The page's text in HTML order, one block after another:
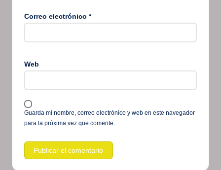
Correo electrónico *
Web
Guarda mi nombre, correo electrónico y web en este navegador
para la próxima vez que comente.